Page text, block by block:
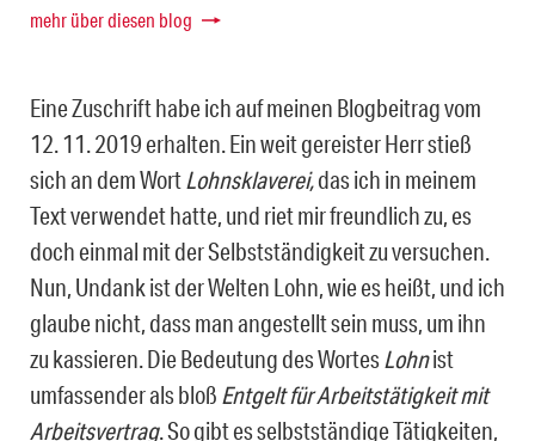
mehr über diesen blog
Eine Zuschrift habe ich auf meinen Blogbeitrag vom
12. 11. 2019 erhalten. Ein weit gereister Herr stieß
sich an dem WortLohnsklaverei,das ich in meinem
Text verwendet hatte, und riet mir freundlich zu, es
doch einmal mit der Selbstständigkeit zu versuchen.
Nun, Undank ist der Welten Lohn, wie es heißt, und ich
glaube nicht, dass man angestellt sein muss, um ihn
zu kassieren. Die Bedeutung des WortesLohnist
umfassender als bloß Entgelt für Arbeitstätigkeit mit
Arbeitsvertrag. So gibt es selbstständige Tätigkeiten,